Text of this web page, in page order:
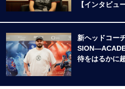
【インタビュー
新ヘッドコー
待をはるかに